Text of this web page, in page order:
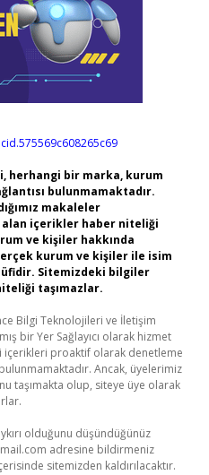
herhangi bir marka, kurum
bulunmamaktadır.
makaleler
alan içerikler haber niteliği
ve kişiler hakkında
kurum ve kişiler ile isim
Sitemizdeki bilgiler
taşımazlar.
Bilgi Teknolojileri ve İletişim
bir Yer Sağlayıcı olarak hizmet
içerikleri proaktif olarak denetleme
Ancak, üyelerimiz
taşımakta olup, siteye üye olarak
olduğunu düşündüğünüz
adresine bildirmeniz
sitemizden kaldırılacaktır.